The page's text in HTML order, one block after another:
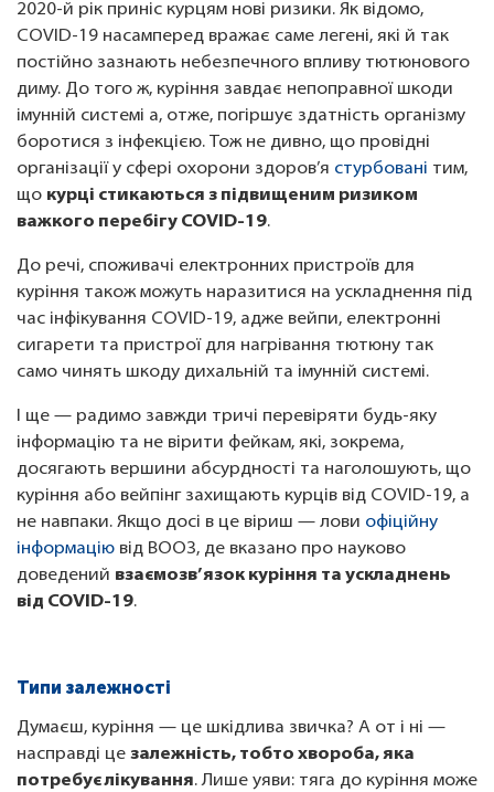
2020-й рік приніс курцям нові ризики. Як відомо,
COVID-19 насамперед вражає саме легені, які й так
постійно зазнають небезпечного впливу тютюнового
диму. До того ж, куріння завдає непоправної шкоди
імунній системі а, отже, погіршує здатність організму
боротися з інфекцією. Тож не дивно, що провідні
організації у сфері охорони здоров’я стурбовані тим,
що курці стикаються з підвищеним ризиком
важкого перебігу COVID-19.
До речі, споживачі електронних пристроїв для
куріння також можуть наразитися на ускладнення під
час інфікування COVID-19, адже вейпи, електронні
сигарети та пристрої для нагрівання тютюну так
само чинять шкоду дихальній та імунній системі.
І ще — радимо завжди тричі перевіряти будь-яку
інформацію та не вірити фейкам, які, зокрема,
досягають вершини абсурдності та наголошують, що
куріння або вейпінг захищають курців від COVID-19, а
не навпаки. Якщо досі в це віриш — лови офіційну
інформацію від ВООЗ, де вказано про науково
доведений взаємозв’язок куріння та ускладнень
від COVID-19.
Типи залежності
Думаєш, куріння — це шкідлива звичка? А от і ні —
насправді це залежність, тобто хвороба, яка
потребує лікування. Лише уяви: тяга до куріння може